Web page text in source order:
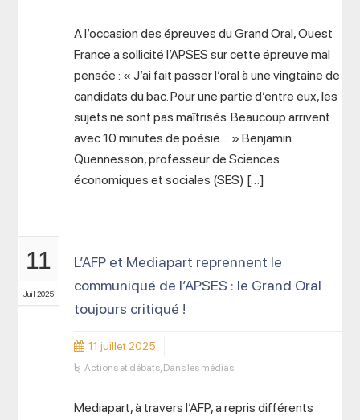
A l’occasion des épreuves du Grand Oral, Ouest
France a sollicité l’APSES sur cette épreuve mal
pensée : « J’ai fait passer l’oral à une vingtaine de
candidats du bac. Pour une partie d’entre eux, les
sujets ne sont pas maîtrisés. Beaucoup arrivent
avec 10 minutes de poésie… » Benjamin
Quennesson, professeur de Sciences
économiques et sociales (SES) […]
11
Juil 2025
L’AFP et Mediapart reprennent le
communiqué de l’APSES : le Grand Oral
toujours critiqué !
11 juillet 2025
Actions et débats, Dans les médias
Mediapart, à travers l’AFP, a repris différents